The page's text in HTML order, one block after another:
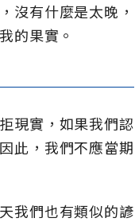
沒有什麼是太晚，
的果實。
現實，如果我們認
此，我們不應當期
我們也有類似的諺